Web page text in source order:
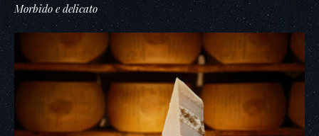
Morbido e delicato